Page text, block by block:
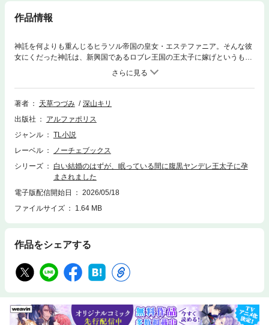
作品情報
神託を何よりも重んじるヒラソル帝国の皇女・エステファニア。そんな彼
女にくだった神託は、新興国であるロブレ王国の王太子に嫁げというもの
だった。世界一の歴史と力を持つ帝国の皇女である自分が、できたばかり
の王家の男に組み敷かれるなど受け入れられない……。彼女が突きつけた
結婚の条件は、夫と一切の肌を合わせない「白き結婚」だった。だが、野
蛮な男と蔑んでいたはずの夫・シモンは、驚くほど従順にその条件を受け
が夫による卑劣な罠だとも知らずに……「身に覚えのない妊娠」から始ま
る、執着と背徳のロイヤル・ラブストーリー！ ※電子版は単行本をもと
著者 天草つづみ
深山キリ
出版社
アルファポリス
ジャンル
TL小説
レーベル
ノーチェブックス
シリーズ
白い結婚のはずが、眠っている間に腹黒ヤンデレ王太子に孕
まされました
電子版配信開始日
2026/05/18
ファイルサイズ
1.64 MB
作品をシェアする